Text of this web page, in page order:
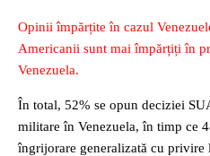
Opinii împărțite în cazul
Americanii sunt mai împărțiți în
Venezuela.
În total, 52% se opun deciziei
militare în Venezuela, în timp ce
îngrijorare generalizată cu privire